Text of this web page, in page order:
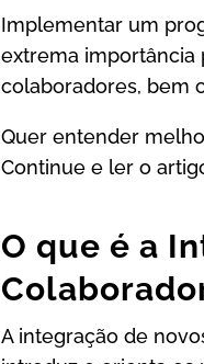
Implementar um
extrema importância
colaboradores, bem
Quer entender
Continue e ler o
O que é a
A integração de